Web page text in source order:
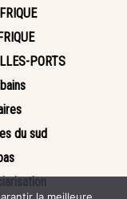
PORTS
du sud